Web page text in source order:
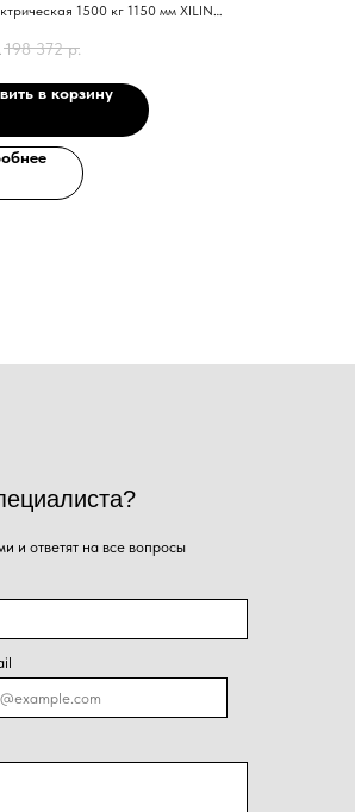
1500 кг 1150 мм XILIN
198 372 р.
в корзину
обработку